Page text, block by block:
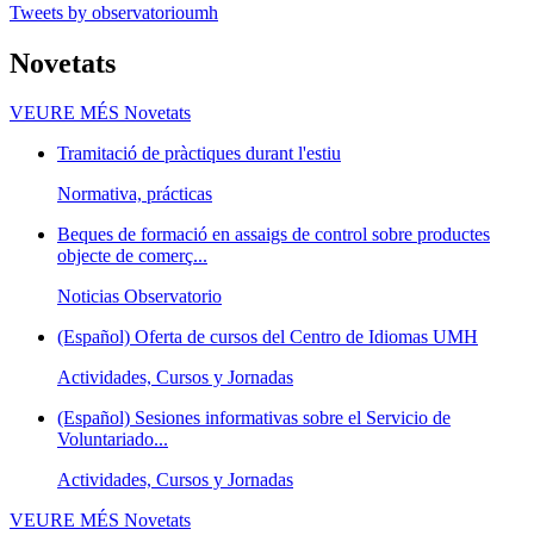
Tweets by observatorioumh
Novetats
VEURE MÉS Novetats
Tramitació de pràctiques durant l'estiu
Normativa, prácticas
Beques de formació en assaigs de control sobre productes
objecte de comerç...
Noticias Observatorio
(Español) Oferta de cursos del Centro de Idiomas UMH
Actividades, Cursos y Jornadas
(Español) Sesiones informativas sobre el Servicio de
Voluntariado...
Actividades, Cursos y Jornadas
VEURE MÉS Novetats